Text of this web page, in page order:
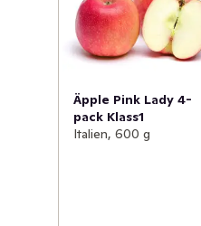
Äpple Pink Lady 4-
pack Klass1
Italien, 600 g